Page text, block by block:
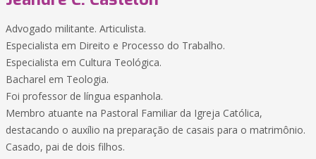
Advogado militante. Articulista.
Especialista em Direito e Processo do Trabalho.
Especialista em Cultura Teológica.
Bacharel em Teologia.
Foi professor de língua espanhola.
Membro atuante na Pastoral Familiar da Igreja Católica,
destacando o auxílio na preparação de casais para o matrimônio.
Casado, pai de dois filhos.